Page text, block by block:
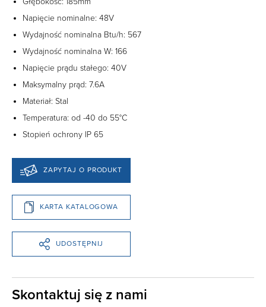
Napięcie nominalne: 48V
Wydajność nominalna Btu/h: 567
Wydajność nominalna W: 166
Napięcie prądu stałego: 40V
Maksymalny prąd: 7.6A
Materiał: Stal
Temperatura: od -40 do 55°C
Stopień ochrony IP 65
ZAPYTAJ O PRODUKT
KARTA KATALOGOWA
UDOSTĘPNIJ
Skontaktuj się z nami